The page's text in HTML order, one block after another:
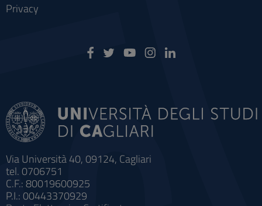
Via Università 40, 09124, Cagliari
tel. 0706751
C.F.: 80019600925
P.I.: 00443370929
Privacy